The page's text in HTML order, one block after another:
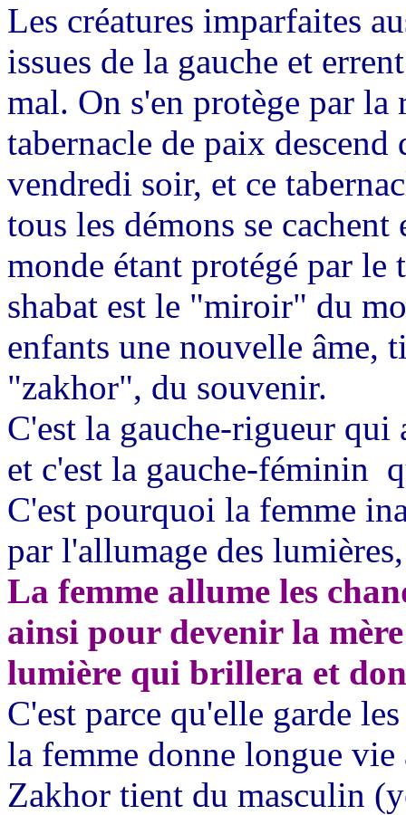
Les créatures imparfaites
issues de la gauche et
mal. On s'en protège par
tabernacle de paix
vendredi soir, et ce
tous les démons se
monde étant protégé par le
shabat est le "miroir" du
enfants une nouvelle âme,
"zakhor", du souvenir.
C'est la gauche-rigueur qui
et c'est la gauche-féminin
C'est pourquoi la femme
par l'allumage des
La femme allume les
ainsi pour devenir la
lumière qui brillera et
C'est parce qu'elle garde
la femme donne longue vie
Zakhor tient du masculin